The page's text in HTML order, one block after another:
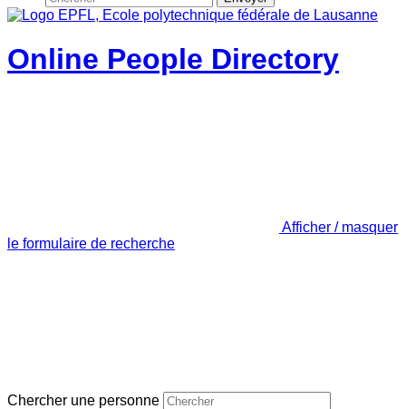
Online People Directory
Afficher / masquer
le formulaire de recherche
Chercher une personne